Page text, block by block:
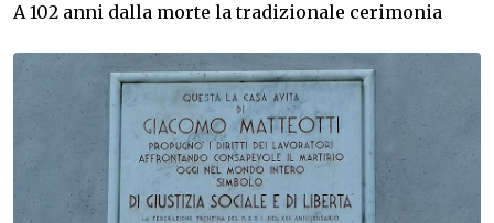
A 102 anni dalla morte la tradizionale cerimonia